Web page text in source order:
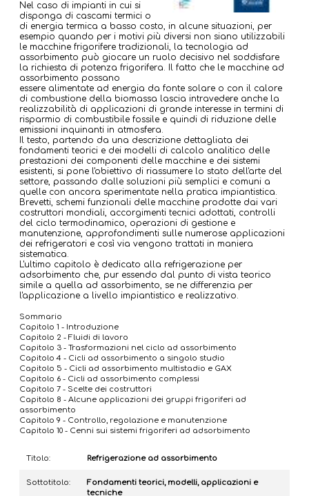
Nel caso di impianti in cui si
disponga di cascami termici o
di energia termica a basso costo, in alcune situazioni, per
esempio quando per i motivi più diversi non siano utilizzabili
le macchine frigorifere tradizionali, la tecnologia ad
assorbimento può giocare un ruolo decisivo nel soddisfare
la richiesta di potenza frigorifera. Il fatto che le macchine ad
assorbimento possano
essere alimentate ad energia da fonte solare o con il calore
di combustione della biomassa lascia intravedere anche la
realizzabilità di applicazioni di grande interesse in termini di
risparmio di combustibile fossile e quindi di riduzione delle
emissioni inquinanti in atmosfera.
Il testo, partendo da una descrizione dettagliata dei
fondamenti teorici e dei modelli di calcolo analitico delle
prestazioni dei componenti delle macchine e dei sistemi
esistenti, si pone l'obiettivo di riassumere lo stato dell'arte del
settore, passando dalle soluzioni più semplici e comuni a
quelle con ancora sperimentate nella pratica impiantistica.
Brevetti, schemi funzionali delle macchine prodotte dai vari
costruttori mondiali, accorgimenti tecnici adottati, controlli
del ciclo termodinamico, operazioni di gestione e
manutenzione, approfondimenti sulle numerose applicazioni
dei refrigeratori e così via vengono trattati in maniera
sistematica.
L'ultimo capitolo è dedicato alla refrigerazione per
adsorbimento che, pur essendo dal punto di vista teorico
simile a quella ad assorbimento, se ne differenzia per
l'applicazione a livello impiantistico e realizzativo.
Sommario
Capitolo 1 - Introduzione
Capitolo 2 - Fluidi di lavoro
Capitolo 3 - Trasformazioni nel ciclo ad assorbimento
Capitolo 4 - Cicli ad assorbimento a singolo studio
Capitolo 5 - Cicli ad assorbimento multistadio e GAX
Capitolo 6 - Cicli ad assorbimento complessi
Capitolo 7 - Scelte dei costruttori
Capitolo 8 - Alcune applicazioni dei gruppi frigoriferi ad
assorbimento
Capitolo 9 - Controllo, regolazione e manutenzione
Capitolo 10 - Cenni sui sistemi frigoriferi ad adsorbimento
Titolo: Refrigerazione ad assorbimento
Sottotitolo:
Fondamenti teorici, modelli, applicazioni e
tecniche